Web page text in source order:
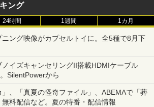
ング
24時間 1週間 1カ月
ング映像がカプセルトイに。全5種で8月下
イズキャンセリングII搭載HDMIケーブル
SilentPowerから
、「真夏の怪奇ファイル」、ABEMAで「葬
料配信など。夏の特番・配信情報